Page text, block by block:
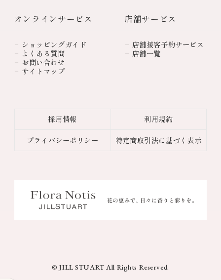
オンラインサービス
ショッピングガイド
よくある質問
お問い合わせ
サイトマップ
店舗サービス
店舗接客予約サービス
店舗一覧
採用情報
プライバシーポリシー
利用規約
特定商取引法に基づく表示
© JILL STUART All Rights Reserved.